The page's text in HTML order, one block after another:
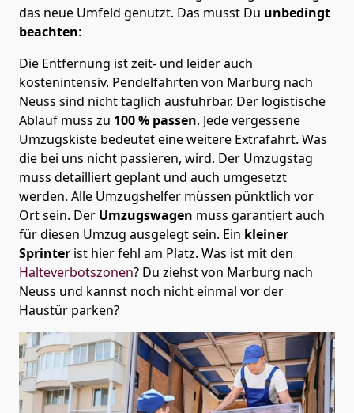
das neue Umfeld genutzt. Das musst Du unbedingt
beachten:
Die Entfernung ist zeit- und leider auch
kostenintensiv. Pendelfahrten von Marburg nach
Neuss sind nicht täglich ausführbar. Der logistische
Ablauf muss zu 100 % passen. Jede vergessene
Umzugskiste bedeutet eine weitere Extrafahrt. Was
die bei uns nicht passieren, wird. Der Umzugstag
muss detailliert geplant und auch umgesetzt
werden. Alle Umzugshelfer müssen pünktlich vor
Ort sein. Der Umzugswagen muss garantiert auch
für diesen Umzug ausgelegt sein. Ein kleiner
Sprinter ist hier fehl am Platz. Was ist mit den
Halteverbotszonen? Du ziehst von Marburg nach
Neuss und kannst noch nicht einmal vor der
Haustür parken?